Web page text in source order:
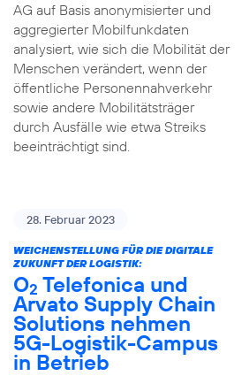
AG auf Basis anonymisierter und
aggregierter Mobilfunkdaten
analysiert, wie sich die Mobilität der
Menschen verändert, wenn der
öffentliche Personennahverkehr
sowie andere Mobilitätsträger
durch Ausfälle wie etwa Streiks
beeinträchtigt sind.
28. Februar 2023
WEICHENSTELLUNG FÜR DIE DIGITALE
ZUKUNFT DER LOGISTIK:
O2 Telefonica und
Arvato Supply Chain
Solutions nehmen
5G-Logistik-Campus
in Betrieb